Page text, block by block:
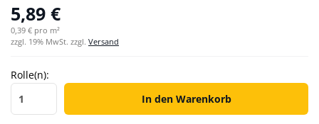
5,89 €
0,39 € pro m²
zzgl. 19% MwSt. zzgl. Versand
Rolle(n):
In den Warenkorb